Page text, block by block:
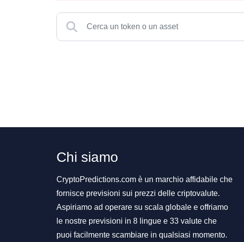
Chi siamo
CryptoPredictions.com è un marchio affidabile che
fornisce previsioni sui prezzi delle criptovalute.
Aspiriamo ad operare su scala globale e offriamo
le nostre previsioni in 8 lingue e 33 valute che
puoi facilmente scambiare in qualsiasi momento.